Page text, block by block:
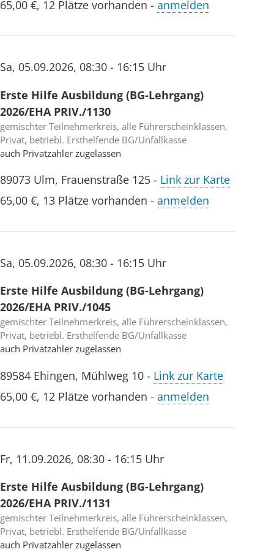
65,00 €, 12 Plätze vorhanden - anmelden
Sa, 05.09.2026, 08:30 - 16:15 Uhr
Erste Hilfe Ausbildung (BG-Lehrgang)
2026/EHA PRIV./1130
gemischter Teilnehmerkreis, alle Führerscheinklassen,
Privat, betriebl. Ersthelfende BG/Unfallkasse
auch Privatzahler zugelassen
89073 Ulm, Frauenstraße 125 - Link zur Karte
65,00 €, 13 Plätze vorhanden - anmelden
Sa, 05.09.2026, 08:30 - 16:15 Uhr
Erste Hilfe Ausbildung (BG-Lehrgang)
2026/EHA PRIV./1045
gemischter Teilnehmerkreis, alle Führerscheinklassen,
Privat, betriebl. Ersthelfende BG/Unfallkasse
auch Privatzahler zugelassen
89584 Ehingen, Mühlweg 10 - Link zur Karte
65,00 €, 12 Plätze vorhanden - anmelden
Fr, 11.09.2026, 08:30 - 16:15 Uhr
Erste Hilfe Ausbildung (BG-Lehrgang)
2026/EHA PRIV./1131
gemischter Teilnehmerkreis, alle Führerscheinklassen,
Privat, betriebl. Ersthelfende BG/Unfallkasse
auch Privatzahler zugelassen